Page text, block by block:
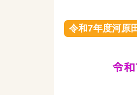
令和7年度河原